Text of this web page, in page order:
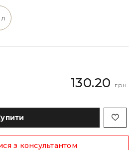
130.20 грн.
з консультантом